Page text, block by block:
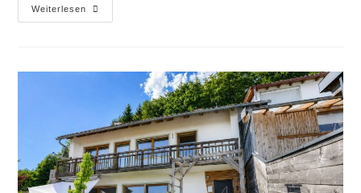
Weiterlesen